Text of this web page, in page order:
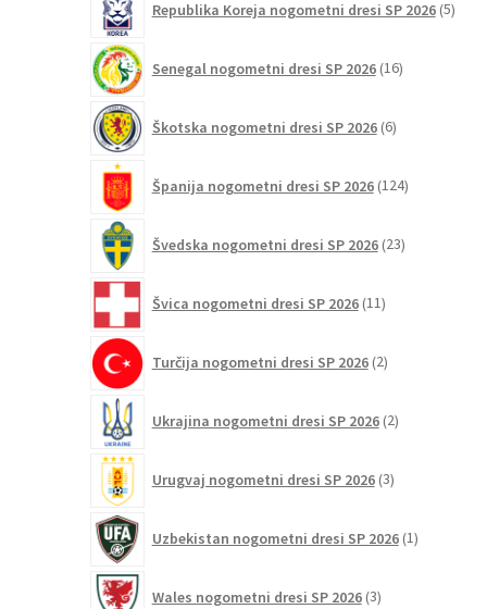
Republika Koreja nogometni dresi SP 2026 5
Senegal nogometni dresi SP 2026 16izdelkov
Škotska nogometni dresi SP 2026 6izdelkov
Španija nogometni dresi SP 2026 124izdelkov
Švedska nogometni dresi SP 2026 23izdelkov
Švica nogometni dresi SP 2026 11izdelkov
Turčija nogometni dresi SP 2026 2izdelka
Ukrajina nogometni dresi SP 2026 2izdelka
Urugvaj nogometni dresi SP 2026 3izdelki
Uzbekistan nogometni dresi SP 2026 1izdelek
Wales nogometni dresi SP 2026 3